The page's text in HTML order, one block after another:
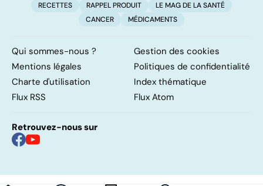
RECETTES RAPPEL PRODUIT
LE MAG DE LA SANTÉ
CANCER
MÉDICAMENTS
Qui sommes-nous ?
Gestion des cookies
Mentions légales
Politiques de confidentialité
Charte d'utilisation
Index thématique
Flux RSS
Flux Atom
Retrouvez-nous sur